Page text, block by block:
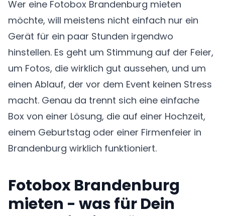
Wer eine Fotobox Brandenburg mieten
möchte, will meistens nicht einfach nur ein
Gerät für ein paar Stunden irgendwo
hinstellen. Es geht um Stimmung auf der Feier,
um Fotos, die wirklich gut aussehen, und um
einen Ablauf, der vor dem Event keinen Stress
macht. Genau da trennt sich eine einfache
Box von einer Lösung, die auf einer Hochzeit,
einem Geburtstag oder einer Firmenfeier in
Brandenburg wirklich funktioniert.
Fotobox Brandenburg
mieten - was für Dein